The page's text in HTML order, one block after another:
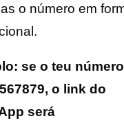
click-to-chat
website ou